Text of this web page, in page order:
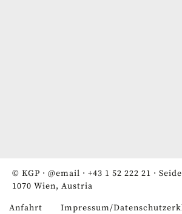
© KGP · @email · +43 1 52 222 21 ·
1070 Wien, Austria
Anfahrt Impressum/